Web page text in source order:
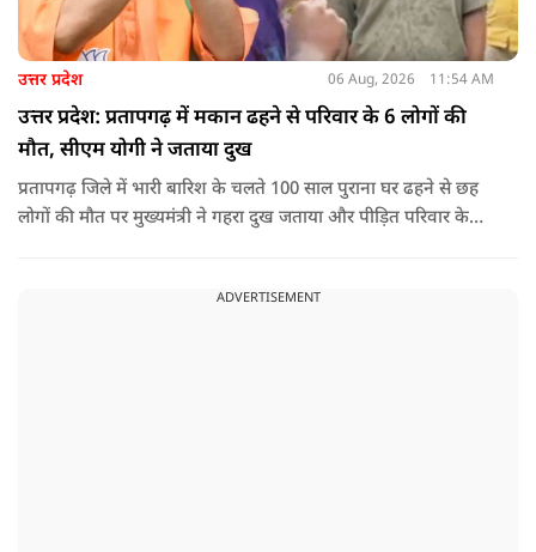
उत्तर प्रदेश 06 Aug, 2026 11:54 AM
उत्तर प्रदेश: प्रतापगढ़ में मकान ढहने से परिवार के 6 लोगों की
मौत, सीएम योगी ने जताया दुख
प्रतापगढ़ जिले में भारी बारिश के चलते 100 साल पुराना घर ढहने से छह
लोगों की मौत पर मुख्यमंत्री ने गहरा दुख जताया और पीड़ित परिवार के
ADVERTISEMENT